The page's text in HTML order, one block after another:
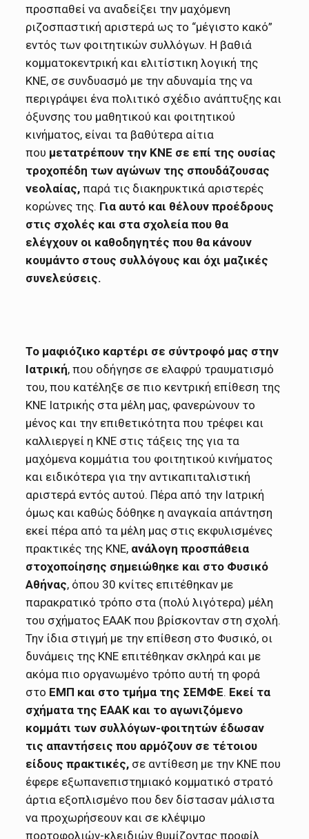
προσπαθεί να αναδείξει την μαχόμενη
ριζοσπαστική αριστερά ως το “μέγιστο κακό”
εντός των φοιτητικών συλλόγων. Η βαθιά
κομματοκεντρική και ελιτίστικη λογική της
ΚΝΕ, σε συνδυασμό με την αδυναμία της να
περιγράψει ένα πολιτικό σχέδιο ανάπτυξης και
όξυνσης του μαθητικού και φοιτητικού
κινήματος, είναι τα βαθύτερα αίτια
που μετατρέπουν την ΚΝΕ σε επί της ουσίας
τροχοπέδη των αγώνων της σπουδάζουσας
νεολαίας, παρά τις διακηρυκτικά αριστερές
κορώνες της. Για αυτό και θέλουν προέδρους
στις σχολές και στα σχολεία που θα
ελέγχουν οι καθοδηγητές που θα κάνουν
κουμάντο στους συλλόγους και όχι μαζικές
συνελεύσεις.
Το μαφιόζικο καρτέρι σε σύντροφό μας στην
Ιατρική, που οδήγησε σε ελαφρύ τραυματισμό
του, που κατέληξε σε πιο κεντρική επίθεση της
ΚΝΕ Ιατρικής στα μέλη μας, φανερώνουν το
μένος και την επιθετικότητα που τρέφει και
καλλιεργεί η ΚΝΕ στις τάξεις της για τα
μαχόμενα κομμάτια του φοιτητικού κινήματος
και ειδικότερα για την αντικαπιταλιστική
αριστερά εντός αυτού. Πέρα από την Ιατρική
όμως και καθώς δόθηκε η αναγκαία απάντηση
εκεί πέρα από τα μέλη μας στις εκφυλισμένες
πρακτικές της ΚΝΕ, ανάλογη προσπάθεια
στοχοποίησης σημειώθηκε και στο Φυσικό
Αθήνας, όπου 30 κνίτες επιτέθηκαν με
παρακρατικό τρόπο στα (πολύ λιγότερα) μέλη
του σχήματος ΕΑΑΚ που βρίσκονταν στη σχολή.
Την ίδια στιγμή με την επίθεση στο Φυσικό, οι
δυνάμεις της ΚΝΕ επιτέθηκαν σκληρά και με
ακόμα πιο οργανωμένο τρόπο αυτή τη φορά
στο ΕΜΠ και στο τμήμα της ΣΕΜΦΕ. Εκεί τα
σχήματα της ΕΑΑΚ και το αγωνιζόμενο
κομμάτι των συλλόγων-φοιτητών έδωσαν
τις απαντήσεις που αρμόζουν σε τέτοιου
είδους πρακτικές, σε αντίθεση με την ΚΝΕ που
έφερε εξωπανεπιστημιακό κομματικό στρατό
άρτια εξοπλισμένο που δεν δίστασαν μάλιστα
να προχωρήσεουν και σε κλέψιμο
πορτοφολιών-κλειδιών θυμίζοντας προφίλ